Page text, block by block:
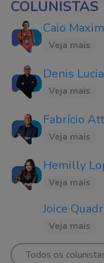
COLUNISTAS
Caio
Veja mais
Denis
Veja mais
Fabrício
Veja mais
Hemilly
Veja mais
Joice
Veja mais
Todos os